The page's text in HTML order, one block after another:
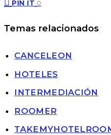
PIN IT 0
Temas relacionados
CANCELEON
HOTELES
INTERMEDIACIÓN
ROOMER